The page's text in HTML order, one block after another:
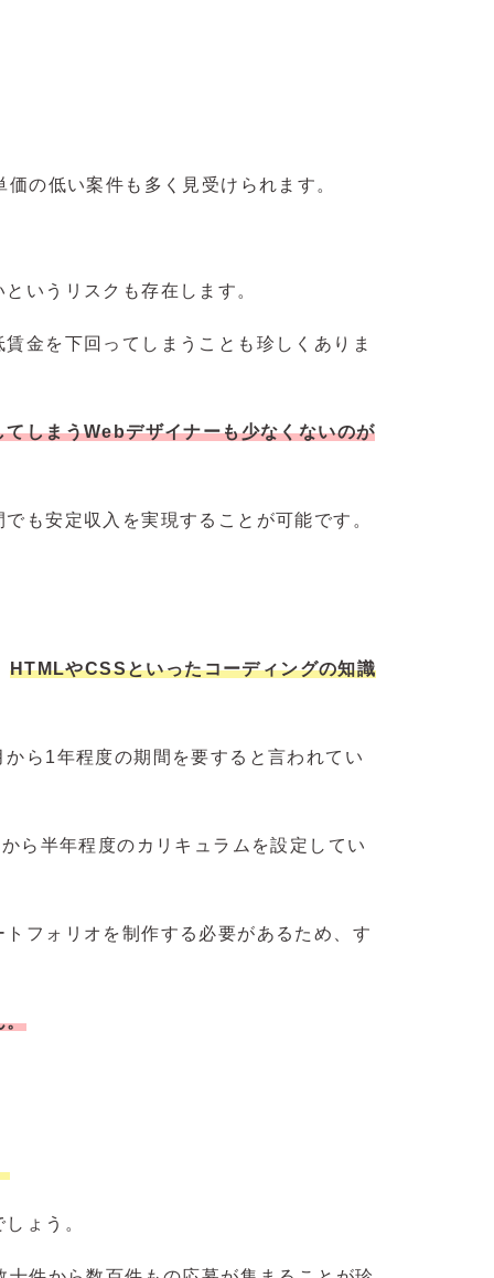
の低い案件も多く見受けられます。
いうリスクも存在します。
金を下回ってしまうことも珍しくありま
しまうWebデザイナーも少なくないのが
も安定収入を実現することが可能です。
HTMLやCSSといったコーディングの知識
ら1年程度の期間を要すると言われてい
ら半年程度のカリキュラムを設定してい
フォリオを制作する必要があるため、す
。
ょう。